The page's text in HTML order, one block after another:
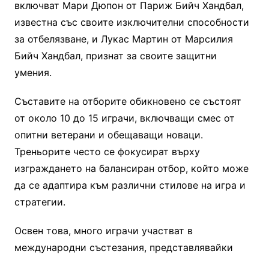
включват Мари Дюпон от Париж Бийч Хандбал,
известна със своите изключителни способности
за отбелязване, и Лукас Мартин от Марсилия
Бийч Хандбал, признат за своите защитни
умения.
Съставите на отборите обикновено се състоят
от около 10 до 15 играчи, включващи смес от
опитни ветерани и обещаващи новаци.
Треньорите често се фокусират върху
изграждането на балансиран отбор, който може
да се адаптира към различни стилове на игра и
стратегии.
Освен това, много играчи участват в
международни състезания, представлявайки